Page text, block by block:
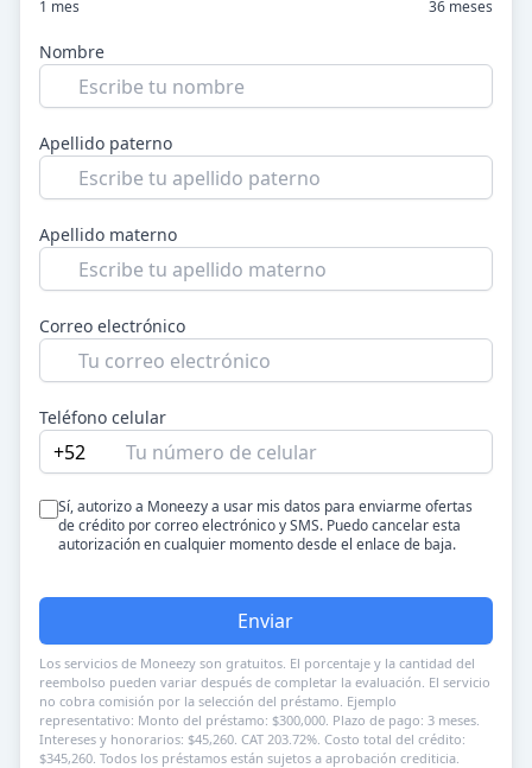
1 mes 36 meses
Nombre
Apellido paterno
Apellido materno
Correo electrónico
Teléfono celular
+52
Sí, autorizo a Moneezy a usar mis datos para enviarme ofertas
de crédito por correo electrónico y SMS. Puedo cancelar esta
autorización en cualquier momento desde el enlace de baja.
Enviar
Los servicios de Moneezy son gratuitos. El porcentaje y la cantidad del
reembolso pueden variar después de completar la evaluación. El servicio
no cobra comisión por la selección del préstamo. Ejemplo
representativo: Monto del préstamo: $300,000. Plazo de pago: 3 meses.
Intereses y honorarios: $45,260. CAT 203.72%. Costo total del crédito:
$345,260. Todos los préstamos están sujetos a aprobación crediticia.